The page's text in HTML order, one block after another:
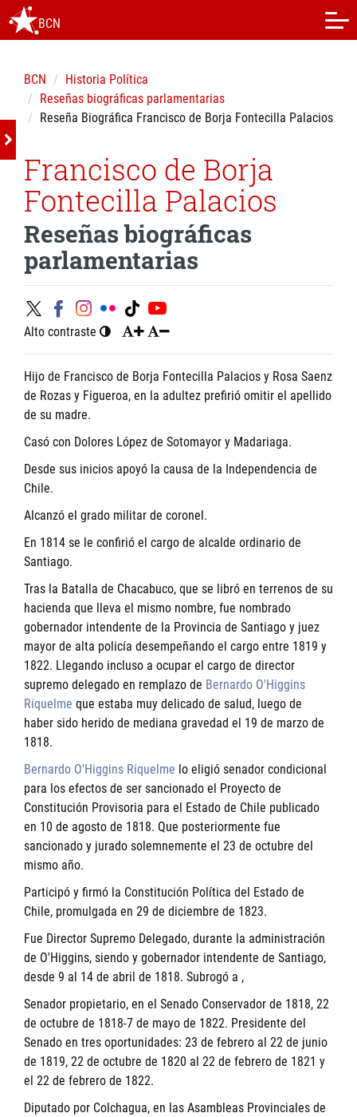
BCN
BCN
Historia Política
Reseñas biográficas parlamentarias
Reseña Biográfica Francisco de Borja Fontecilla Palacios
Francisco de Borja
Fontecilla Palacios
Reseñas biográficas
parlamentarias
Alto contraste
Hijo de Francisco de Borja Fontecilla Palacios y Rosa Saenz
de Rozas y Figueroa, en la adultez prefirió omitir el apellido
de su madre.
Casó con Dolores López de Sotomayor y Madariaga.
Desde sus inicios apoyó la causa de la Independencia de
Chile.
Alcanzó el grado militar de coronel.
En 1814 se le confirió el cargo de alcalde ordinario de
Santiago.
Tras la Batalla de Chacabuco, que se libró en terrenos de su
hacienda que lleva el mismo nombre, fue nombrado
gobernador intendente de la Provincia de Santiago y juez
mayor de alta policía desempeñando el cargo entre 1819 y
1822. Llegando incluso a ocupar el cargo de director
supremo delegado en remplazo de Bernardo O'Higgins
Riquelme que estaba muy delicado de salud, luego de
haber sido herido de mediana gravedad el 19 de marzo de
1818.
Bernardo O'Higgins Riquelme lo eligió senador condicional
para los efectos de ser sancionado el Proyecto de
Constitución Provisoria para el Estado de Chile publicado
en 10 de agosto de 1818. Que posteriormente fue
sancionado y jurado solemnemente el 23 de octubre del
mismo año.
Participó y firmó la Constitución Política del Estado de
Chile, promulgada en 29 de diciembre de 1823.
Fue Director Supremo Delegado, durante la administración
de O'Higgins, siendo y gobernador intendente de Santiago,
desde 9 al 14 de abril de 1818. Subrogó a ,
Senador propietario, en el Senado Conservador de 1818, 22
de octubre de 1818-7 de mayo de 1822. Presidente del
Senado en tres oportunidades: 23 de febrero al 22 de junio
de 1819, 22 de octubre de 1820 al 22 de febrero de 1821 y
el 22 de febrero de 1822.
Diputado por Colchagua, en las Asambleas Provinciales de